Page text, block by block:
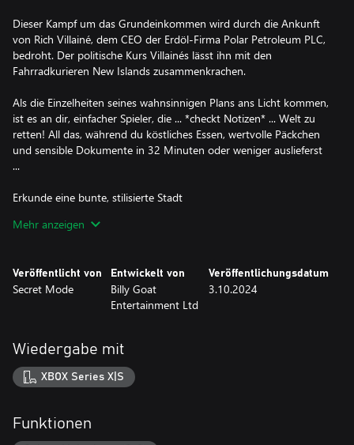
Dieser Kampf um das Grundeinkommen wird durch die Ankunft
von Rich Villainé, dem CEO der Erdöl-Firma Polar Petroleum PLC,
bedroht. Der politische Kurs Villainés lässt ihn mit den
Fahrradkurieren New Islands zusammenkrachen.
Als die Einzelheiten seines wahnsinnigen Plans ans Licht kommen,
ist es an dir, einfacher Spieler, die ... *checkt Notizen* ... Welt zu
retten! All das, während du köstliches Essen, wertvolle Päckchen
und sensible Dokumente in 32 Minuten oder weniger auslieferst
...
Erkunde eine bunte, stilisierte Stadt
Level, von den idyllischen Wegen der Parklands und den
Finanzviertels. Suche überall nach neuen Wegen und
Abkürzungen und werde der schnellste Kurier der Stadt!
Spring durch die Lüfte über Rampen auf den Dächern, rutsch
unter bestimmten Fahrzeugen durch, trotze der Schwerkraft,
während du an Wänden fährst und gleite jedes Geländer
hinunter, das du finden kannst. Führe atemberaubende Tricks
unglaublichen Tempoboost Vollgas, um deine Lieferzeiten zu
Mehr anzeigen
Veröffentlicht von
Secret Mode
Entwickelt von
Billy Goat
Entertainment Ltd
Veröffentlichungsdatum
3.10.2024
Wiedergabe mit
XBOX Series X|S
Funktionen